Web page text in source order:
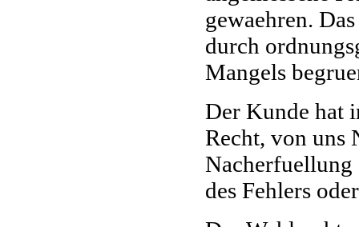
gewaehren.
durch
Mangels
Der Kunde hat
Recht, von uns
Nacherfuellung
des Fehlers